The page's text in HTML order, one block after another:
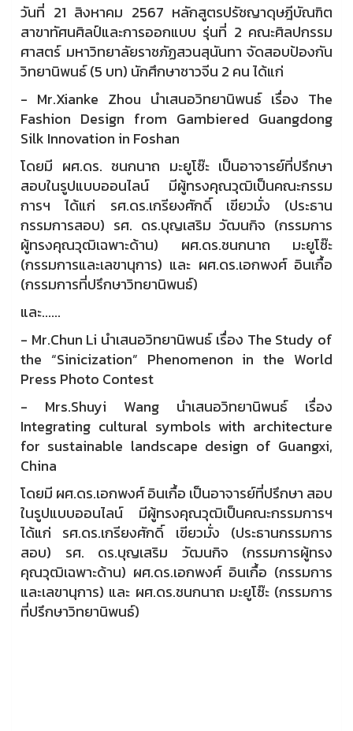
วันที่ 21 สิงหาคม 2567 หลักสูตรปรัชญาดุษฎีบัณฑิต
สาขาทัศนศิลป์และการออกแบบ รุ่นที่ 2 คณะศิลปกรรม
ศาสตร์ มหาวิทยาลัยราชภัฏสวนสุนันทา จัดสอบป้องกัน
วิทยานิพนธ์ (5 บท) นักศึกษาชาวจีน 2 คน ได้แก่
- Mr.Xianke Zhou นำเสนอวิทยานิพนธ์ เรื่อง The
Fashion Design from Gambiered Guangdong
Silk Innovation in Foshan
โดยมี ผศ.ดร. ชนกนาถ มะยูโซ๊ะ เป็นอาจารย์ที่ปรึกษา
สอบในรูปแบบออนไลน์ มีผู้ทรงคุณวุฒิเป็นคณะกรรม
การฯ ได้แก่ รศ.ดร.เกรียงศักดิ์ เขียวมั่ง (ประธาน
กรรมการสอบ) รศ. ดร.บุญเสริม วัฒนกิจ (กรรมการ
ผู้ทรงคุณวุฒิเฉพาะด้าน) ผศ.ดร.ชนกนาถ มะยูโซ๊ะ
(กรรมการและเลขานุการ) และ ผศ.ดร.เอกพงศ์ อินเกื้อ
(กรรมการที่ปรึกษาวิทยานิพนธ์)
และ......
- Mr.Chun Li นำเสนอวิทยานิพนธ์ เรื่อง The Study of
the “Sinicization” Phenomenon in the World
Press Photo Contest
- Mrs.Shuyi Wang นำเสนอวิทยานิพนธ์ เรื่อง
Integrating cultural symbols with architecture
for sustainable landscape design of Guangxi,
China
โดยมี ผศ.ดร.เอกพงศ์ อินเกื้อ เป็นอาจารย์ที่ปรึกษา สอบ
ในรูปแบบออนไลน์ มีผู้ทรงคุณวุฒิเป็นคณะกรรมการฯ
ได้แก่ รศ.ดร.เกรียงศักดิ์ เขียวมั่ง (ประธานกรรมการ
สอบ) รศ. ดร.บุญเสริม วัฒนกิจ (กรรมการผู้ทรง
คุณวุฒิเฉพาะด้าน) ผศ.ดร.เอกพงศ์ อินเกื้อ (กรรมการ
และเลขานุการ) และ ผศ.ดร.ชนกนาถ มะยูโซ๊ะ (กรรมการ
ที่ปรึกษาวิทยานิพนธ์)